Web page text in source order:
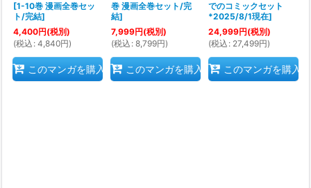
[1-10巻 漫画全巻セッ
ト/完結]
4,400円(税別)
(税込 : 4,840円)
このマンガを購入
巻 漫画全巻セット/完
結]
7,999円(税別)
(税込 : 8,799円)
このマンガを購入
でのコミックセット
*2025/8/1現在]
24,999円(税別)
(税込 : 27,499円)
このマンガを購入